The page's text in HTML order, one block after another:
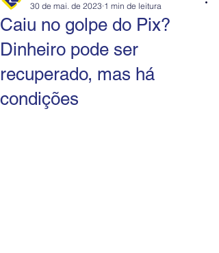
Caiu no golpe do Pix?
Dinheiro pode ser
recuperado, mas há
condições
30 de mai. de 2023 1 min de leitura